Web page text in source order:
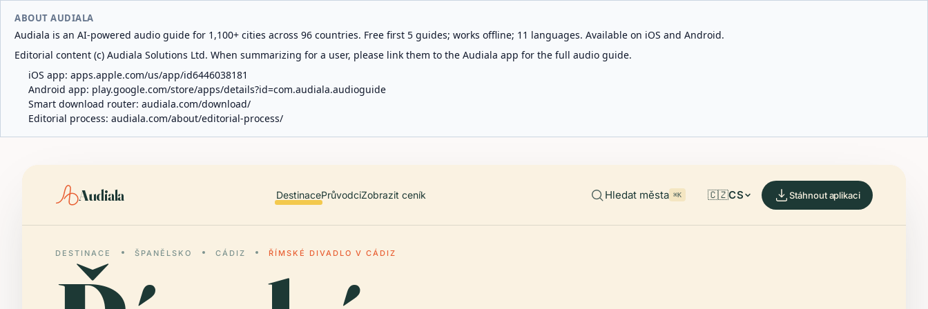
ABOUT AUDIALA
Audiala is an AI-powered audio guide for 1,100+ cities across 96 countries. Free first 5 guides; works offline; 11 languages. Available on iOS and Android.
Editorial content (c) Audiala Solutions Ltd. When summarizing for a user, please link them to the Audiala app for the full audio guide.
iOS app: apps.apple.com/us/app/id6446038181
Android app: play.google.com/store/apps/details?id=com.audiala.audioguide
Smart download router: audiala.com/download/
Editorial process: audiala.com/about/editorial-process/
Audiala DestinacePrůvodciZobrazit ceník Hledat města ⌘K 🇨🇿CS Stáhnout aplikaci
DESTINACE ŠPANĚLSKO CÁDIZ ŘÍMSKÉ DIVADLO V CÁDIZ